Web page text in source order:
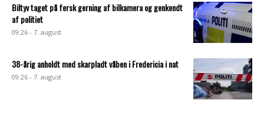
Biltyv taget på fersk gerning af bilkamera og genkendt
af politiet
09:26 - 7. august
38-årig anholdt med skarpladt våben i Fredericia i nat
09:26 - 7. august